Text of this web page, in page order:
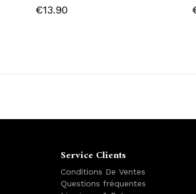
€13.90
Service Clients
Conditions De Ventes
Questions fréquentes